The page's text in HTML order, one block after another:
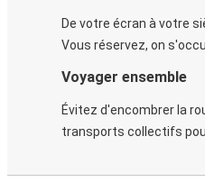
De votre écran à votre
Vous réservez, on
Voyager ensemble
Évitez d'encombrer la
transports collectifs